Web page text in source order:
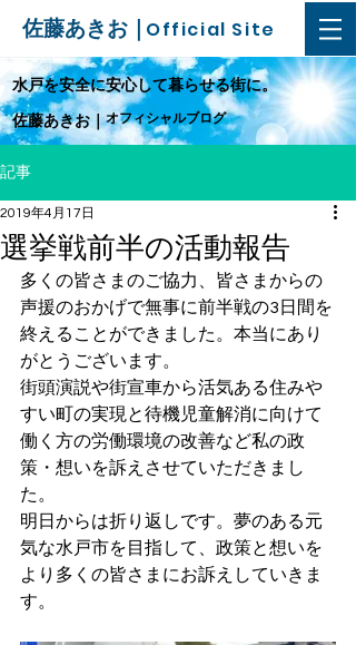
Official Site
佐藤あきお｜
​水戸を安全に安心して暮らせる街に。
佐藤あきお｜オフィシャルブログ
記事
選挙戦前半の活動報告
2019年4月17日
多くの皆さまのご協力、皆さまからの
声援のおかげで無事に前半戦の3日間を
終えることができました。本当にあり
がとうございます。
街頭演説や街宣車から活気ある住みや
すい町の実現と待機児童解消に向けて
働く方の労働環境の改善など私の政
策・想いを訴えさせていただきまし
た。
明日からは折り返しです。夢のある元
気な水戸市を目指して、政策と想いを
より多くの皆さまにお訴えしていきま
す。